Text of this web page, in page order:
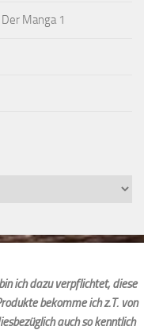
Manga 1
ich dazu verpflichtet, diese
bekomme ich z.T. von
auch so kenntlich